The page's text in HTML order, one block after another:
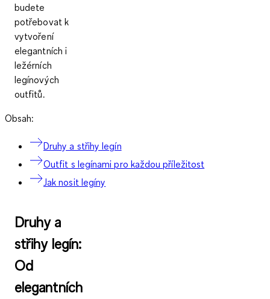
budete
potřebovat k
vytvoření
elegantních i
ležérních
legínových
outfitů.
Obsah:
Druhy a střihy legín
Outfit s legínami pro každou příležitost
Jak nosit legíny
Druhy a
střihy legín:
Od
elegantních